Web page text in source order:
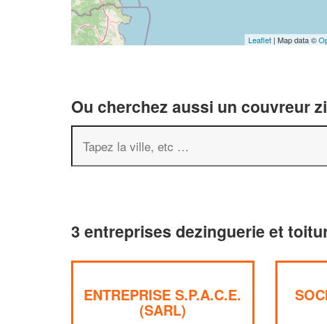
Leaflet | Map data ©
Ou cherchez aussi un couvreur
3 entreprises dezinguerie et
ENTREPRISE S.P.A.C.E.
(SARL)